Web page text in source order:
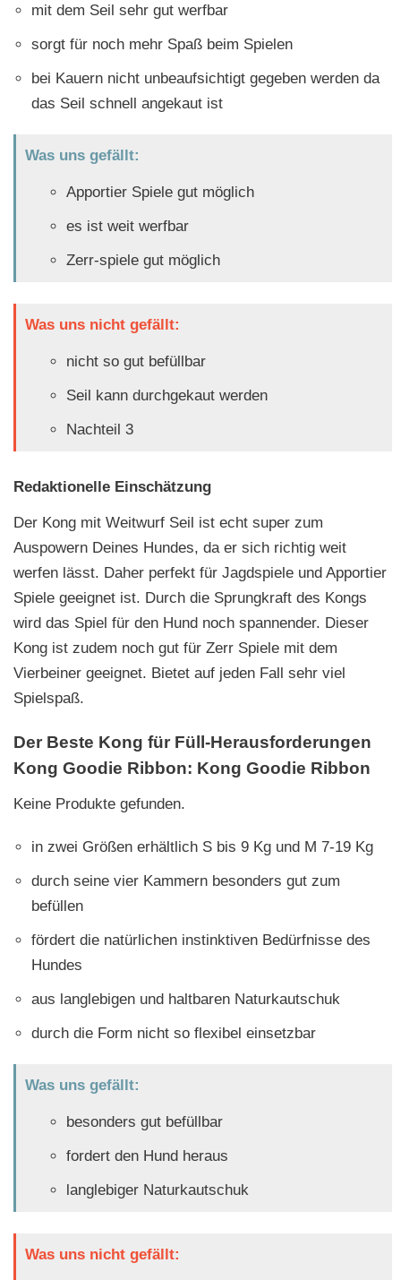
mit dem Seil sehr gut werfbar
sorgt für noch mehr Spaß beim Spielen
bei Kauern nicht unbeaufsichtigt gegeben werden da
das Seil schnell angekaut ist
Was uns gefällt:
Apportier Spiele gut möglich
es ist weit werfbar
Zerr-spiele gut möglich
Was uns nicht gefällt:
nicht so gut befüllbar
Seil kann durchgekaut werden
Nachteil 3
Redaktionelle Einschätzung
Der Kong mit Weitwurf Seil ist echt super zum
Auspowern Deines Hundes, da er sich richtig weit
werfen lässt. Daher perfekt für Jagdspiele und Apportier
Spiele geeignet ist. Durch die Sprungkraft des Kongs
wird das Spiel für den Hund noch spannender. Dieser
Kong ist zudem noch gut für Zerr Spiele mit dem
Vierbeiner geeignet. Bietet auf jeden Fall sehr viel
Spielspaß.
Der Beste Kong für Füll-Herausforderungen
Kong Goodie Ribbon: Kong Goodie Ribbon
Keine Produkte gefunden.
in zwei Größen erhältlich S bis 9 Kg und M 7-19 Kg
durch seine vier Kammern besonders gut zum
befüllen
fördert die natürlichen instinktiven Bedürfnisse des
Hundes
aus langlebigen und haltbaren Naturkautschuk
durch die Form nicht so flexibel einsetzbar
Was uns gefällt:
besonders gut befüllbar
fordert den Hund heraus
langlebiger Naturkautschuk
Was uns nicht gefällt: